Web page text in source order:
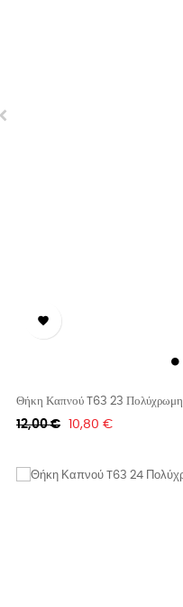

Θήκη Καπνού T63 23 Πολύχρωμη
Κανονική
12,00 € Τιμή
10,80 €